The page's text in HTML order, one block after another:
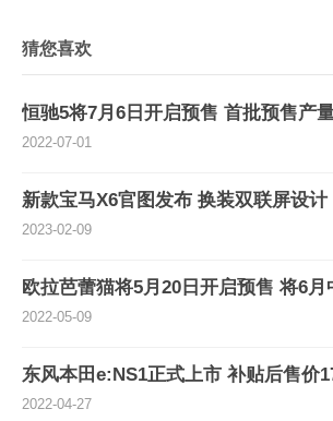
猜您喜欢
恒驰5将7月6日开启预售 首批预售产
2022-07-01
新款宝马X6官图发布 换装双联屏设计
2023-02-09
欧拉芭蕾猫将5月20日开启预售 将6月
2022-05-09
东风本田e:NS1正式上市 补贴后售价
2022-04-27